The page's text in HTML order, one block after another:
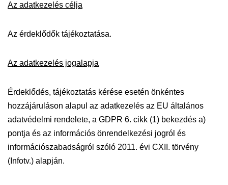
Az adatkezelés célja
Az érdeklődők tájékoztatása.
Az adatkezelés jogalapja
Érdeklődés, tájékoztatás kérése esetén önkéntes
hozzájáruláson alapul az adatkezelés az EU általános
adatvédelmi rendelete, a GDPR 6. cikk (1) bekezdés a)
pontja és az információs önrendelkezési jogról és
információszabadságról szóló 2011. évi CXII. törvény
(Infotv.) alapján.